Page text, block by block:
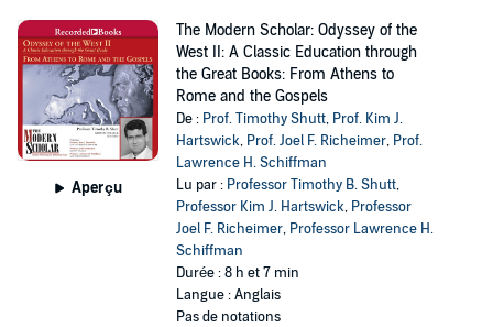
Aperçu
The Modern Scholar: Odyssey of the
West II: A Classic Education through
the Great Books: From Athens to
Rome and the Gospels
De : Prof. Timothy Shutt, Prof. Kim J.
Hartswick, Prof. Joel F. Richeimer, Prof.
Lawrence H. Schiffman
Lu par : Professor Timothy B. Shutt,
Professor Kim J. Hartswick, Professor
Joel F. Richeimer, Professor Lawrence H.
Schiffman
Durée : 8 h et 7 min
Langue : Anglais
Pas de notations